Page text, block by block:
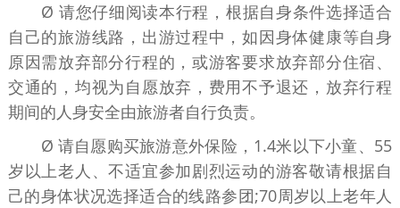
Ø 请您仔细阅读本行程，根据自身条件选择适合
自己的旅游线路，出游过程中，如因身体健康等自身
原因需放弃部分行程的，或游客要求放弃部分住宿、
交通的，均视为自愿放弃，费用不予退还，放弃行程
期间的人身安全由旅游者自行负责。
Ø 请自愿购买旅游意外保险，1.4米以下小童、55
岁以上老人、不适宜参加剧烈运动的游客敬请根据自
己的身体状况选择适合的线路参团;70周岁以上老年人